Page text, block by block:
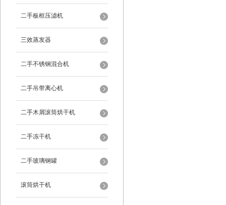
二手板框压滤机
三效蒸发器
二手不锈钢混合机
二手吊带离心机
二手木屑滚筒烘干机
二手冻干机
二手玻璃钢罐
滚筒烘干机